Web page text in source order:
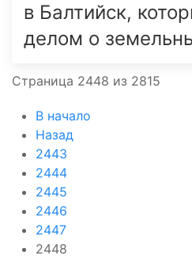
в Балтийск,
делом о
Страница 2448 из 2815
В начало
Назад
2443
2444
2445
2446
2447
2448